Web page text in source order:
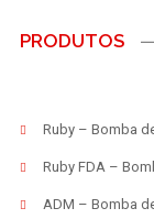
PRODUTOS
Ruby – Bomba
Ruby FDA –
ADM – Bomba